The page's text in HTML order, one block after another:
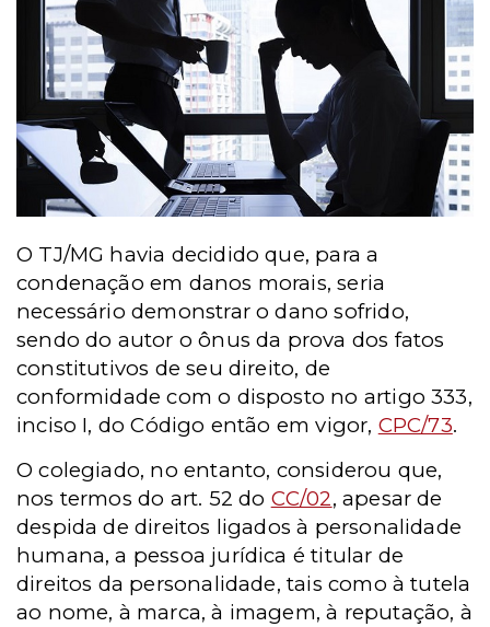
O TJ/MG havia decidido que, para a
condenação em danos morais, seria
necessário demonstrar o dano sofrido,
sendo do autor o ônus da prova dos fatos
constitutivos de seu direito, de
conformidade com o disposto no artigo 333,
inciso I, do Código então em vigor, CPC/73.
O colegiado, no entanto, considerou que,
nos termos do art. 52 do CC/02, apesar de
despida de direitos ligados à personalidade
humana, a pessoa jurídica é titular de
direitos da personalidade, tais como à tutela
ao nome, à marca, à imagem, à reputação, à